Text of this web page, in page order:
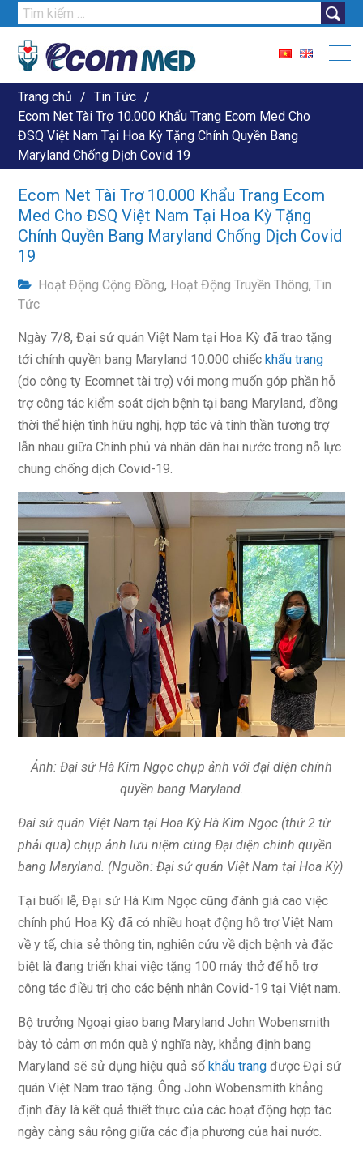
Tìm
kiếm
cho:
Trang chủ
Tin Tức
Ecom Net Tài Trợ 10.000 Khẩu Trang Ecom Med Cho
ĐSQ Việt Nam Tại Hoa Kỳ Tặng Chính Quyền Bang
Maryland Chống Dịch Covid 19
Ecom Net Tài Trợ 10.000 Khẩu Trang Ecom
Med Cho ĐSQ Việt Nam Tại Hoa Kỳ Tặng
Chính Quyền Bang Maryland Chống Dịch Covid
19
Hoạt Động Cộng Đồng, Hoạt Động Truyền Thông,Tin
Tức
Ngày 7/8, Đại sứ quán Việt Nam tại Hoa Kỳ đã trao tặng
tới chính quyền bang Maryland 10.000 chiếckhẩu trang
(do công ty Ecomnet tài trợ) với mong muốn góp phần hỗ
trợ công tác kiểm soát dịch bệnh tại bang Maryland, đồng
thời thể hiện tình hữu nghị, hợp tác và tinh thần tương trợ
lẫn nhau giữa Chính phủ và nhân dân hai nước trong nỗ lực
chung chống dịch Covid-19.
Ảnh: Đại sứ Hà Kim Ngọc chụp ảnh với đại diện chính
quyền bang Maryland.
Đại sứ quán Việt Nam tại Hoa Kỳ Hà Kim Ngọc (thứ 2 từ
phải qua) chụp ảnh lưu niệm cùng Đại diện chính quyền
bang Maryland. (Nguồn: Đại sứ quán Việt Nam tại Hoa Kỳ)
Tại buổi lễ, Đại sứ Hà Kim Ngọc cũng đánh giá cao việc
chính phủ Hoa Kỳ đã có nhiều hoạt động hỗ trợ Việt Nam
về y tế, chia sẻ thông tin, nghiên cứu về dịch bệnh và đặc
biệt là đang triển khai việc tặng 100 máy thở để hỗ trợ
công tác điều trị cho các bệnh nhân Covid-19 tại Việt nam.
Bộ trưởng Ngoại giao bang Maryland John Wobensmith
bày tỏ cảm ơn món quà ý nghĩa này, khẳng định bang
Maryland sẽ sử dụng hiệu quả số khẩu trang được Đại sứ
quán Việt Nam trao tặng. Ông John Wobensmith khẳng
định đây là kết quả thiết thực của các hoạt động hợp tác
ngày càng sâu rộng giữa các địa phương của hai nước.